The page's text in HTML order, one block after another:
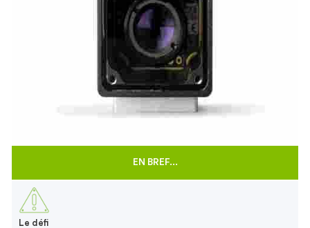
EN BREF...
Le défi